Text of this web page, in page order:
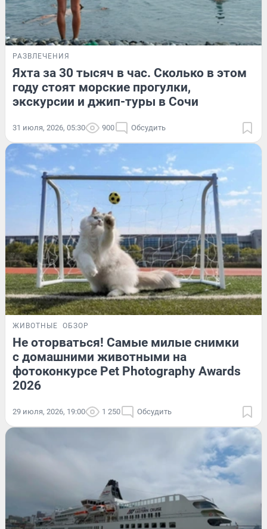
РАЗВЛЕЧЕНИЯ
Яхта за 30 тысяч в час. Сколько в этом
году стоят морские прогулки,
экскурсии и джип-туры в Сочи
31 июля, 2026, 05:30 900 Обсудить
ЖИВОТНЫЕ ОБЗОР
Не оторваться! Самые милые снимки
с домашними животными на
фотоконкурсе Pet Photography Awards
2026
29 июля, 2026, 19:00 1 250 Обсудить